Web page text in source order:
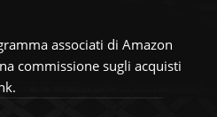
associati di Amazon
commissione sugli acquisti